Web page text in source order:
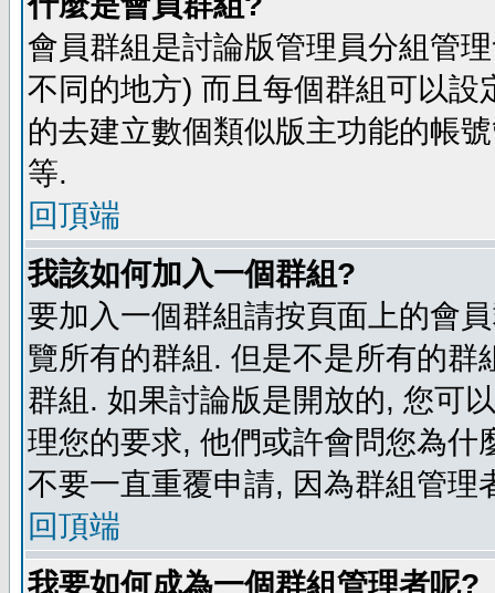
會員群組是討論版管理員分組管
不同的地方) 而且每個群組可以
的去建立數個類似版主功能的帳
等.
回頂端
我該如何加入一個群組?
要加入一個群組請按頁面上的會
覽所有的群組. 但是不是所有的
群組. 如果討論版是開放的, 您可
理您的要求, 他們或許會問您為
不要一直重覆申請, 因為群組管理
回頂端
我要如何成為一個群組管理者呢?